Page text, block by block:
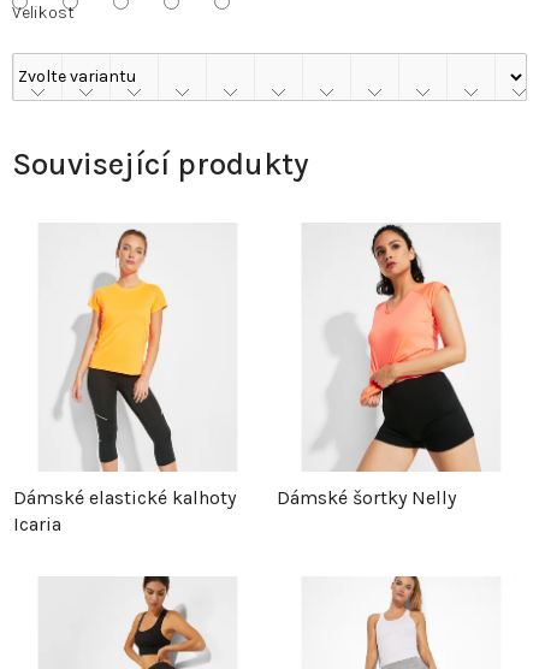
Velikost
Související produkty
Dámské elastické kalhoty
Icaria
Dámské šortky Nelly